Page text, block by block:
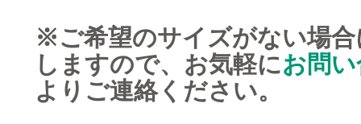
※ご希望のサイズがない場
しますので、お気軽にお問
よりご連絡ください。